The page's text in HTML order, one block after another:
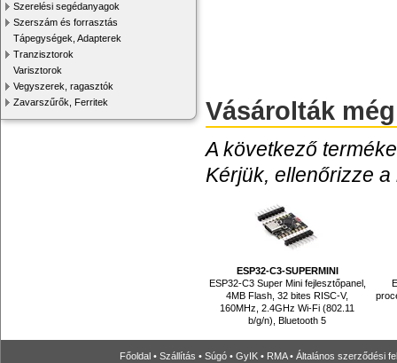
Szerelési segédanyagok
Szerszám és forrasztás
Tápegységek, Adapterek
Tranzisztorok
Varisztorok
Vegyszerek, ragasztók
Zavarszűrők, Ferritek
Vásárolták még
A következő
Kérjük, ellenőrizze
ESP32-C3-SUPERMINI
ESP32-C3 Super Mini fejlesztőpanel,
4MB Flash, 32 bites RISC-V,
160MHz, 2.4GHz Wi-Fi (802.11
b/g/n), Bluetooth 5
Főoldal • Szállítás • Súgó • GyIK • RMA• Általános szerződési